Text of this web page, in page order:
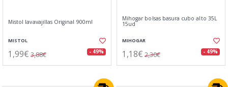
Mistol lavavajillas Original 900ml
MISTOL
1,99€ 3,88€ - 49%
Mihogar bolsas basura cubo alto 35L
15ud
MIHOGAR
1,18€ 2,30€ - 49%